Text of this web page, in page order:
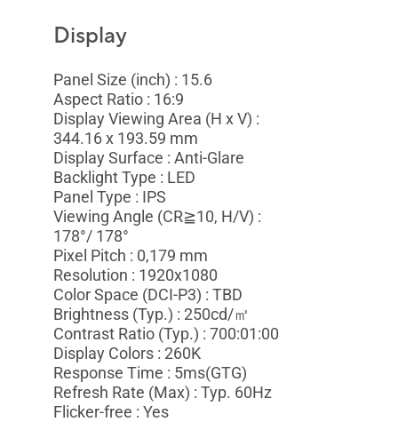
Display
Panel Size (inch) : 15.6
Aspect Ratio : 16:9
Display Viewing Area (H x V) :
344.16 x 193.59 mm
Display Surface : Anti-Glare
Backlight Type : LED
Panel Type : IPS
Viewing Angle (CR≧10, H/V) :
178°/ 178°
Pixel Pitch : 0,179 mm
Resolution : 1920x1080
Color Space (DCI-P3) : TBD
Brightness (Typ.) : 250cd/㎡
Contrast Ratio (Typ.) : 700:01:00
Display Colors : 260K
Response Time : 5ms(GTG)
Refresh Rate (Max) : Typ. 60Hz
Flicker-free : Yes